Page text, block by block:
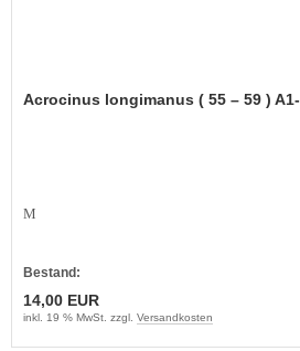
Acrocinus longimanus ( 55 – 59 ) A1-
M
Bestand:
14,00 EUR
inkl. 19 % MwSt. zzgl. Versandkosten